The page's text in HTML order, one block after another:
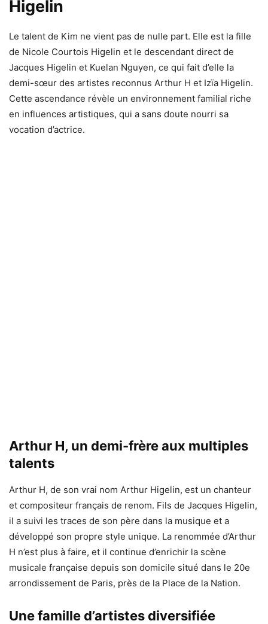
Higelin
Le talent de Kim ne vient pas de nulle part. Elle est la fille
de Nicole Courtois Higelin et le descendant direct de
Jacques Higelin et Kuelan Nguyen, ce qui fait d’elle la
demi-sœur des artistes reconnus Arthur H et Izïa Higelin.
Cette ascendance révèle un environnement familial riche
en influences artistiques, qui a sans doute nourri sa
vocation d’actrice.
Arthur H, un demi-frère aux multiples
talents
Arthur H, de son vrai nom Arthur Higelin, est un chanteur
et compositeur français de renom. Fils de Jacques Higelin,
il a suivi les traces de son père dans la musique et a
développé son propre style unique. La renommée d’Arthur
H n’est plus à faire, et il continue d’enrichir la scène
musicale française depuis son domicile situé dans le 20e
arrondissement de Paris, près de la Place de la Nation.
Une famille d’artistes diversifiée